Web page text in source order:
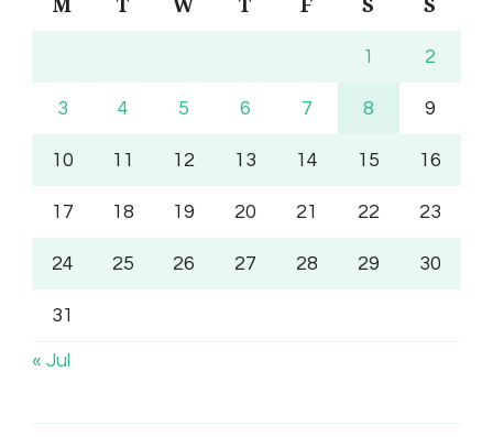
1 2
3 4 5 6 7 8 9
10 11 12 13 14 15 16
17 18 19 20 21 22 23
24 25 26 27 28 29 30
31
« Jul